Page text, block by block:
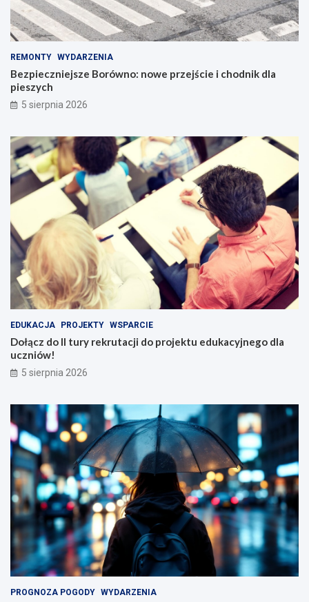
REMONTY WYDARZENIA
Bezpieczniejsze Borówno: nowe przejście i chodnik dla
pieszych
5 sierpnia 2026
EDUKACJA PROJEKTY WSPARCIE
Dołącz do II tury rekrutacji do projektu edukacyjnego dla
uczniów!
5 sierpnia 2026
PROGNOZA POGODY WYDARZENIA